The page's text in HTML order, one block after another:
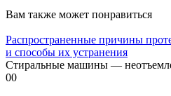
Вам также может понравиться
Распространенные причины
и способы их устранения
Стиральные машины —
00